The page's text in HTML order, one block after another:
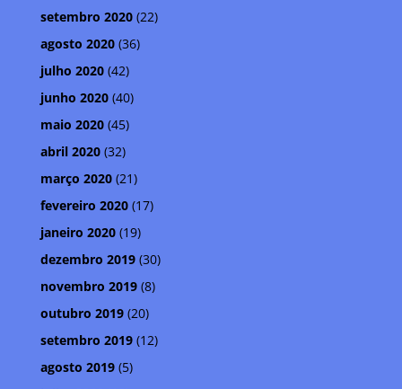
setembro 2020(22)
agosto 2020(36)
julho 2020(42)
junho 2020(40)
maio 2020(45)
abril 2020(32)
março 2020(21)
fevereiro 2020(17)
janeiro 2020(19)
dezembro 2019(30)
novembro 2019(8)
outubro 2019(20)
setembro 2019(12)
agosto 2019(5)